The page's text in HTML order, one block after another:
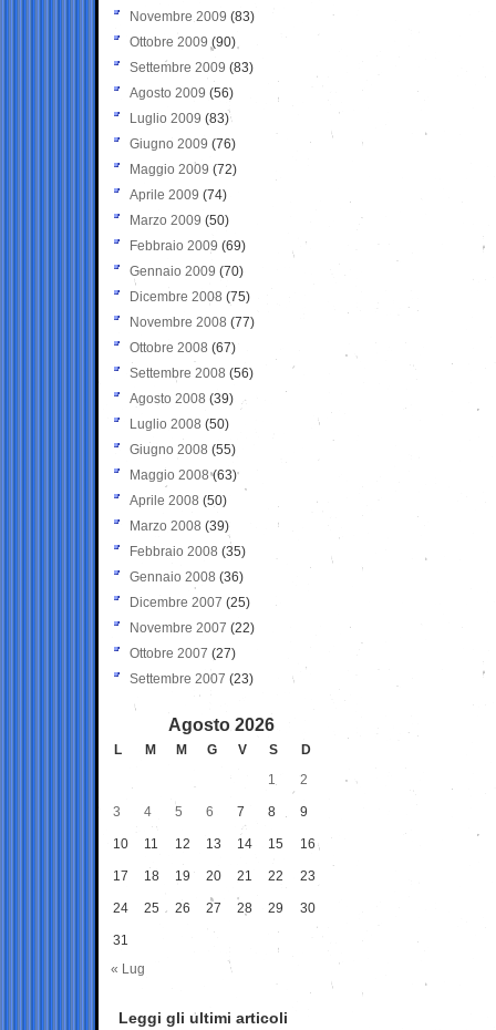
Novembre 2009 (83)
Ottobre 2009 (90)
Settembre 2009 (83)
Agosto 2009 (56)
Luglio 2009 (83)
Giugno 2009 (76)
Maggio 2009 (72)
Aprile 2009 (74)
Marzo 2009 (50)
Febbraio 2009 (69)
Gennaio 2009 (70)
Dicembre 2008 (75)
Novembre 2008 (77)
Ottobre 2008 (67)
Settembre 2008 (56)
Agosto 2008 (39)
Luglio 2008 (50)
Giugno 2008 (55)
Maggio 2008(63)
Aprile 2008 (50)
Marzo 2008 (39)
Febbraio 2008 (35)
Gennaio 2008 (36)
Dicembre 2007 (25)
Novembre 2007 (22)
Ottobre 2007 (27)
Settembre 2007 (23)
Agosto 2026
L M M G V S
D
1
2
3 4 5 6 7 8 9
10 11 12 13 14 15 16
17 18 19 20 21 22 23
24 25 26 27 28 29 30
31
« Lug
Leggi gli ultimi articoli